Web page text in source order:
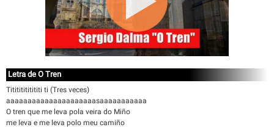
Letra de O Tren
Titititititititi ti (Tres veces)
aaaaaaaaaaaaaaaaaaaaasaaaaaaaaaaa
O tren que me leva pola veira do Miño
me leva e me leva polo meu camiño